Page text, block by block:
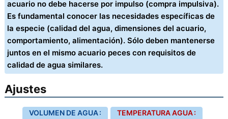
acuario no debe hacerse por impulso (compra impulsiva).
Es fundamental conocer las necesidades específicas de
la especie (calidad del agua, dimensiones del acuario,
comportamiento, alimentación). Sólo deben mantenerse
juntos en el mismo acuario peces con requisitos de
calidad de agua similares.
Ajustes
VOLUMEN DE AGUA :
TEMPERATURA AGUA :